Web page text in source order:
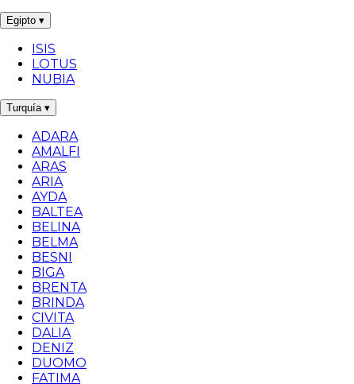
Egipto ▾
ISIS
LOTUS
NUBIA
Turquía ▾
ADARA
AMALFI
ARAS
ARIA
AYDA
BALTEA
BELINA
BELMA
BESNI
BIGA
BRENTA
BRINDA
CIVITA
DALIA
DENIZ
DUOMO
FATIMA